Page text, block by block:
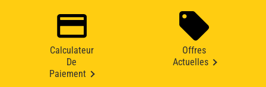
Calculateur
De
Paiement
Offres
Actuelles